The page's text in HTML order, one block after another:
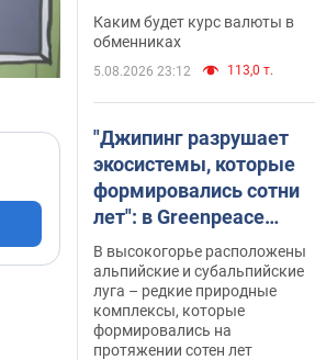
Каким будет курс валюты в
обменниках
5.08.2026 23:12 113,0 т.
"Джипинг разрушает
экосистемы, которые
формировались сотни
лет": в Greenpeace
забили тревогу
В высокогорье расположены
альпийские и субальпийские
луга – редкие природные
комплексы, которые
формировались на
протяжении сотен лет